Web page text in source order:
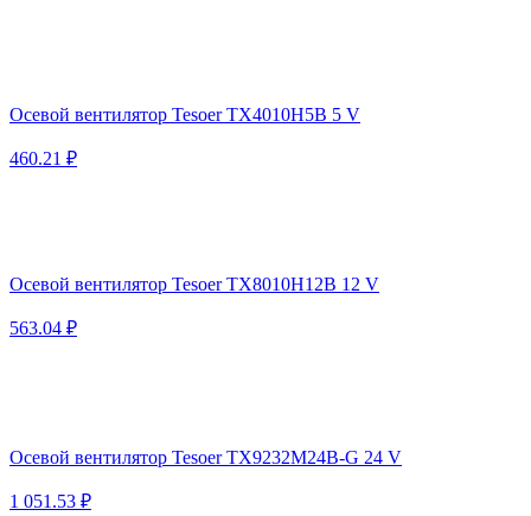
Осевой вентилятор Tesoer TX4010H5B 5 V
460.21 ₽
Осевой вентилятор Tesoer TX8010H12B 12 V
563.04 ₽
Осевой вентилятор Tesoer TX9232M24B-G 24 V
1 051.53 ₽